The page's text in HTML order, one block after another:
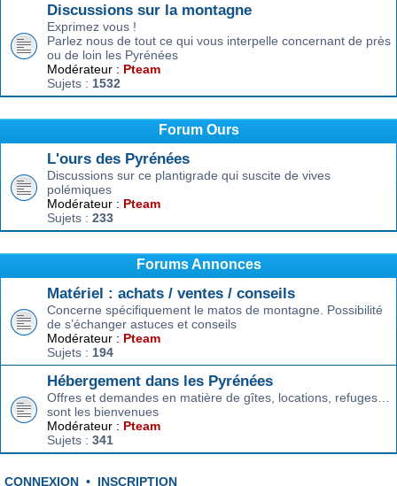
Discussions sur la montagne
Exprimez vous !
Parlez nous de tout ce qui vous interpelle concernant de près
ou de loin les Pyrénées
Modérateur : Pteam
Sujets : 1532
Forum Ours
L'ours des Pyrénées
Discussions sur ce plantigrade qui suscite de vives
polémiques
Modérateur : Pteam
Sujets : 233
Forums Annonces
Matériel : achats / ventes / conseils
Concerne spécifiquement le matos de montagne. Possibilité
de s’échanger astuces et conseils
Modérateur : Pteam
Sujets : 194
Hébergement dans les Pyrénées
Offres et demandes en matière de gîtes, locations, refuges…
sont les bienvenues
Modérateur : Pteam
Sujets : 341
CONNEXION • INSCRIPTION